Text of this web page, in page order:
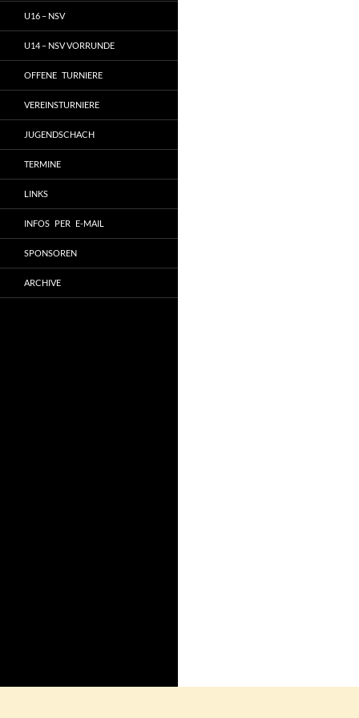
U16 – NSV
U14 – NSV VORRUNDE
OFFENE TURNIERE
VEREINSTURNIERE
JUGENDSCHACH
TERMINE
LINKS
INFOS PER E-MAIL
SPONSOREN
ARCHIVE